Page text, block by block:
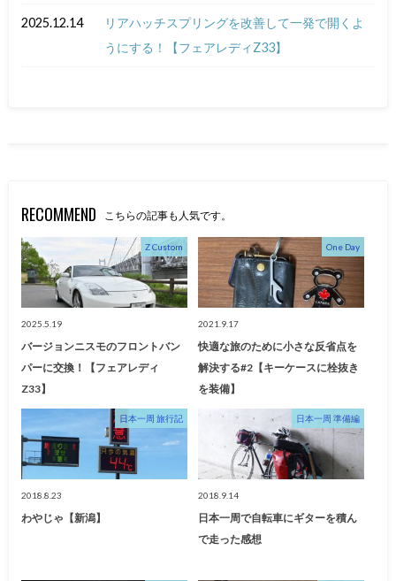
2025.12.14
リアハッチスプリングを改善して一発で開くよ
うにする！【フェアレディZ33】
RECOMMEND こちらの記事も人気です。
Z Custom
2025.5.19
バージョンニスモのフロントバン
パーに交換！【フェアレディ
Z33】
One Day
2021.9.17
快適な旅のために小さな反省点を
解決する#2【キーケースに栓抜き
を装備】
日本一周 旅行記
2018.8.23
わやじゃ【新潟】
日本一周 準備編
2018.9.14
日本一周で自転車にギターを積ん
で走った感想